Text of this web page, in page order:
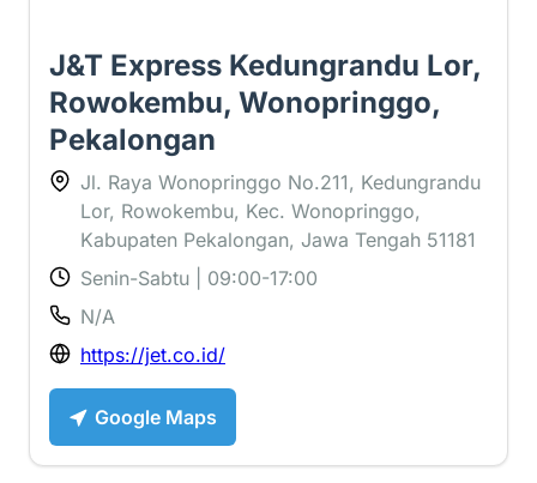
J&T Express Kedungrandu Lor,
Rowokembu, Wonopringgo,
Pekalongan
Jl. Raya Wonopringgo No.211, Kedungrandu
Lor, Rowokembu, Kec. Wonopringgo,
Kabupaten Pekalongan, Jawa Tengah 51181
Senin-Sabtu | 09:00-17:00
N/A
https://jet.co.id/
Google Maps